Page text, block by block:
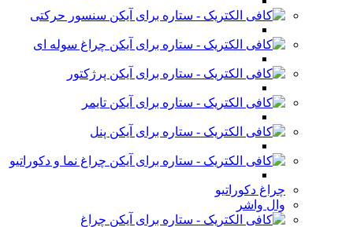
سنسور حرکتی
چراغ سوله ای
پرژکتور
تایمر
پنل
چراغ نما و دکوراتیو
چراغ دکوراتیو
وال واشر
چراغ